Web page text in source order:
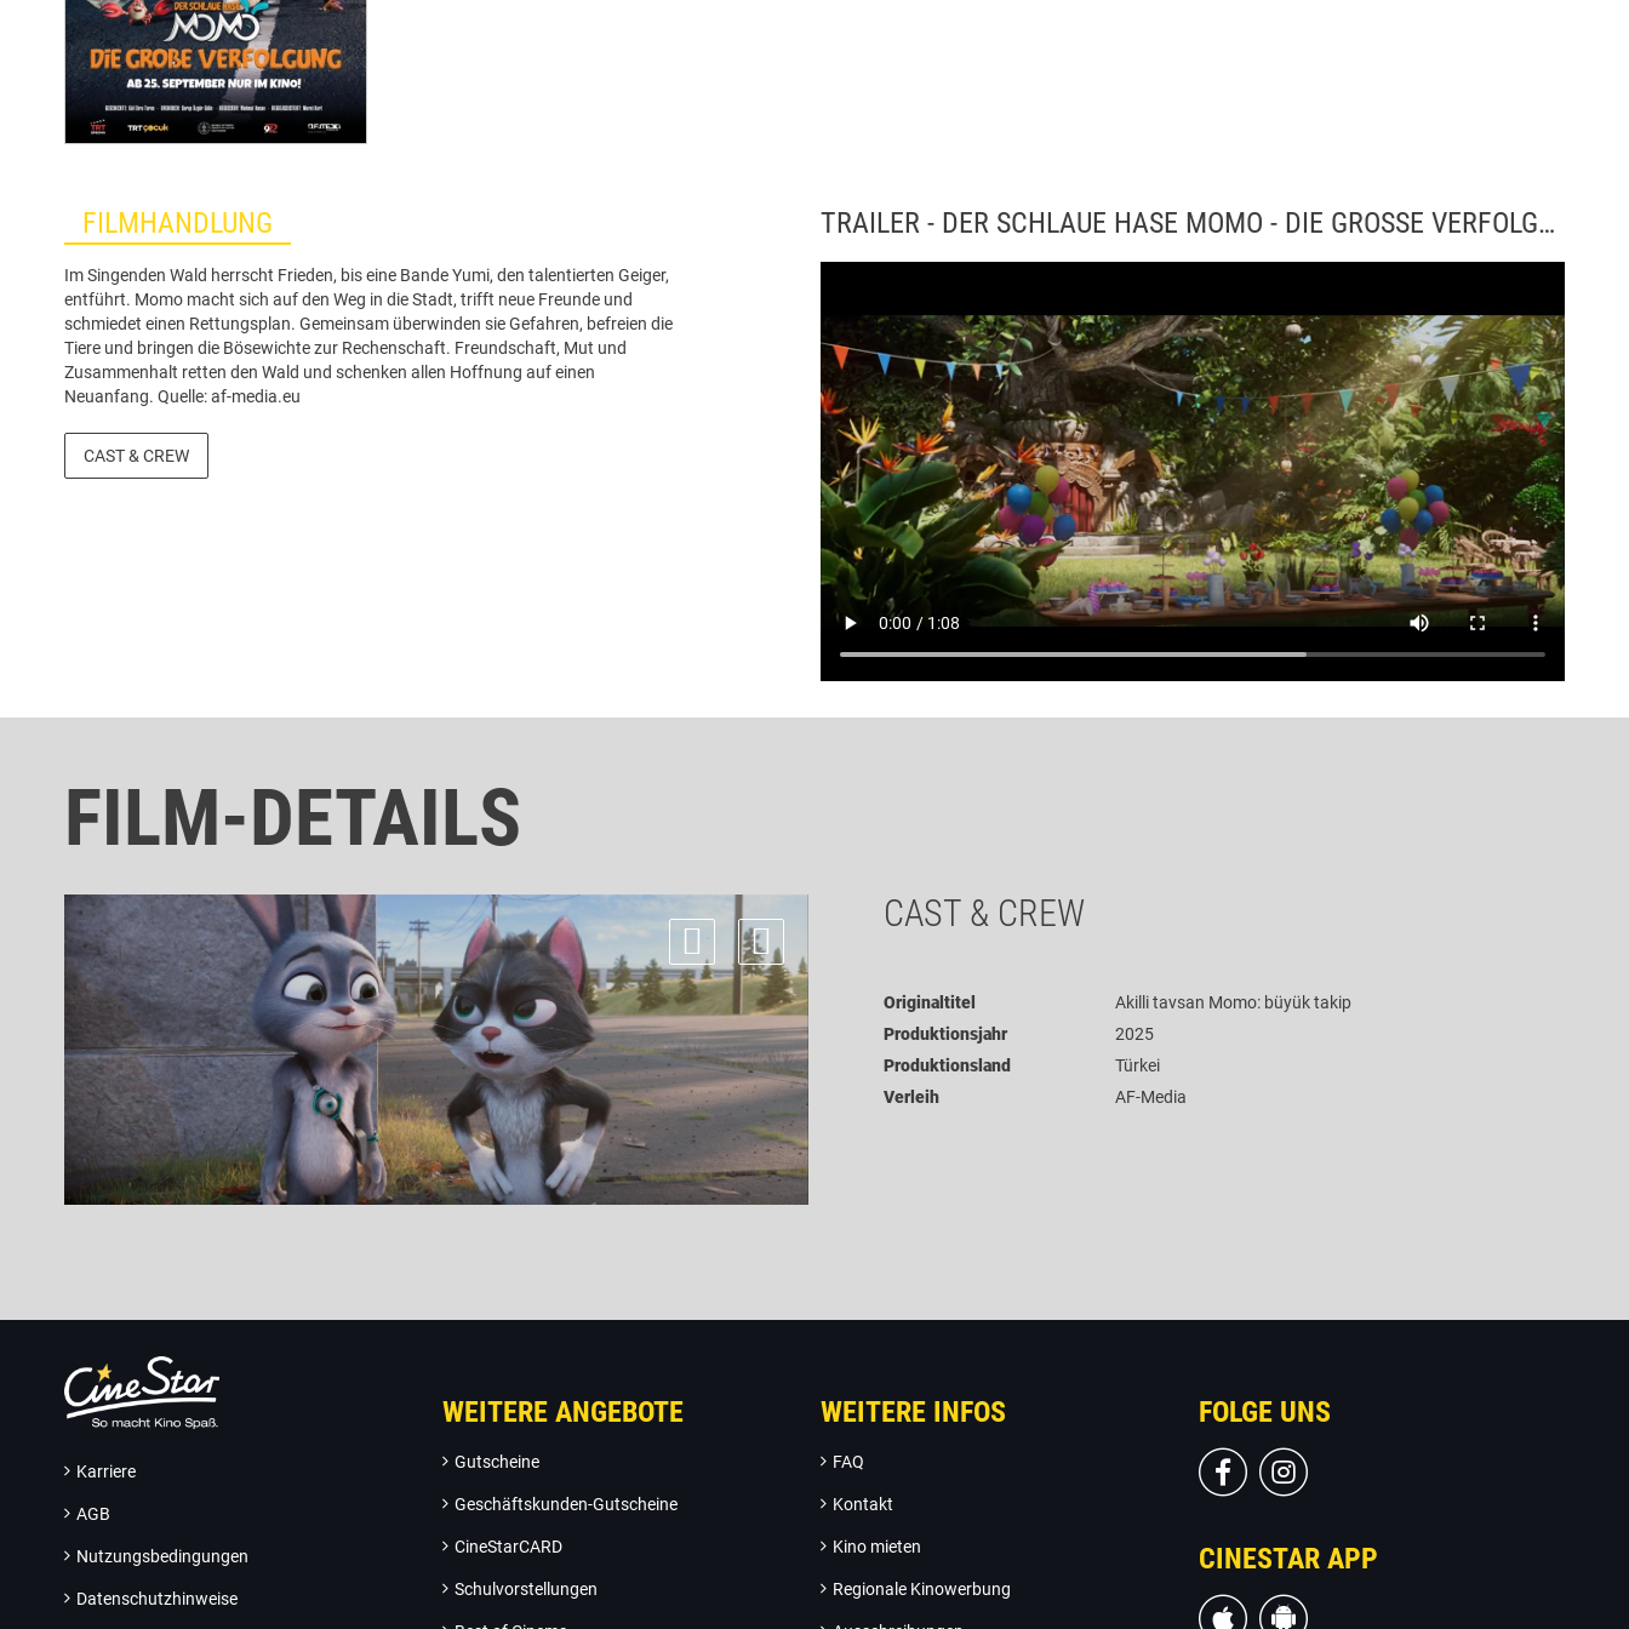
FILMHANDLUNG
Im Singenden Wald herrscht Frieden, bis eine Bande Yumi, den talentierten Geiger,
entführt. Momo macht sich auf den Weg in die Stadt, trifft neue Freunde und
schmiedet einen Rettungsplan. Gemeinsam überwinden sie Gefahren, befreien die
Tiere und bringen die Bösewichte zur Rechenschaft. Freundschaft, Mut und
Zusammenhalt retten den Wald und schenken allen Hoffnung auf einen
Neuanfang. Quelle: af-media.eu
CAST & CREW
TRAILER - DER SCHLAUE HASE MOMO - DIE GROSSE VERFOLGUNG
FILM-DETAILS
CAST & CREW
Originaltitel
Akilli tavsan Momo: büyük takip
Produktionsjahr
2025
Produktionsland
Türkei
Verleih
AF-Media
Karriere
AGB
Nutzungsbedingungen
Datenschutzhinweise
WEITERE ANGEBOTE
Gutscheine
Geschäftskunden-Gutscheine
CineStarCARD
Schulvorstellungen
WEITERE INFOS
FAQ
Kontakt
Kino mieten
Regionale Kinowerbung
FOLGE UNS
CINESTAR APP